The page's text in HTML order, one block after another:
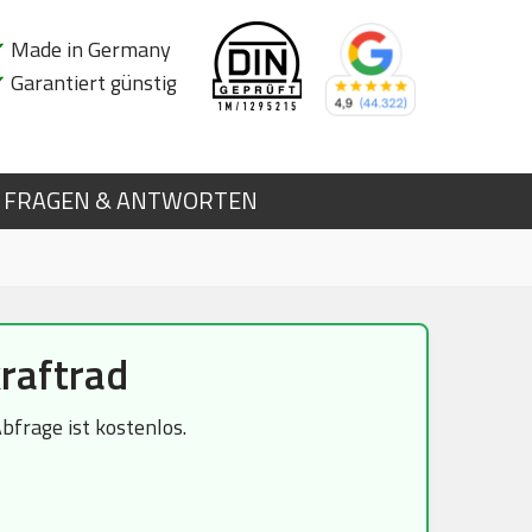
Made in Germany
Garantiert günstig
FRAGEN & ANTWORTEN
ist kostenlos.